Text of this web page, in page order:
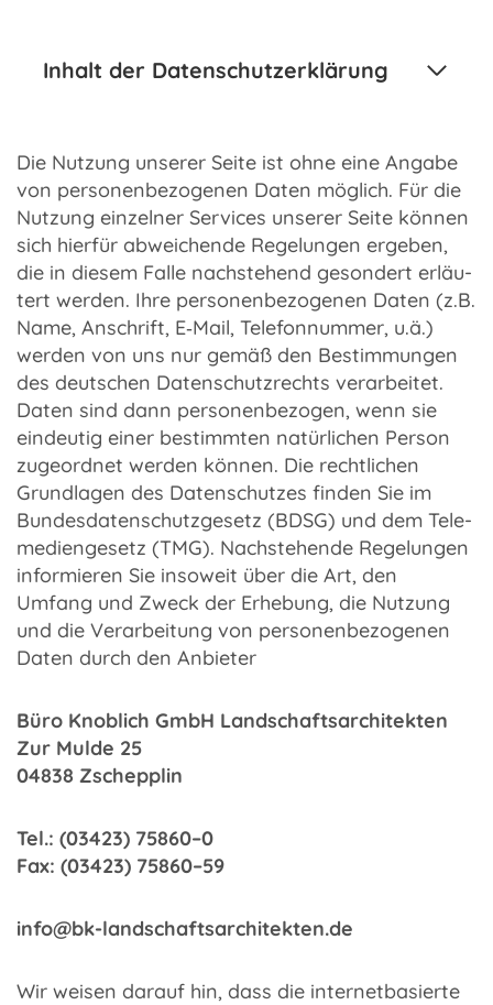
Inhalt der Datenschutzerklärung
Die Nutzung unse­rer Seite ist ohne eine Angabe
von perso­nen­be­zo­ge­nen Daten möglich. Für die
Nutzung einzel­ner Services unse­rer Seite können
sich hier­für abwei­chende Rege­lun­gen erge­ben,
die in diesem Falle nach­ste­hend geson­dert erläu­
tert werden. Ihre perso­nen­be­zo­ge­nen Daten (z.B.
Name, Anschrift, E‑Mail, Tele­fon­num­mer, u.ä.)
werden von uns nur gemäß den Bestim­mun­gen
des deut­schen Daten­schutz­rechts verar­bei­tet.
Daten sind dann perso­nen­be­zo­gen, wenn sie
eindeu­tig einer bestimm­ten natür­li­chen Person
zuge­ord­net werden können. Die recht­li­chen
Grund­la­gen des Daten­schut­zes finden Sie im
Bundes­da­ten­schutz­ge­setz (BDSG) und dem Tele­
me­di­en­ge­setz (TMG). Nach­ste­hende Rege­lun­gen
infor­mie­ren Sie inso­weit über die Art, den
Umfang und Zweck der Erhe­bung, die Nutzung
und die Verar­bei­tung von perso­nen­be­zo­ge­nen
Daten durch den Anbie­ter
Büro Knob­lich GmbH Land­schafts­ar­chi­tek­ten
Zur Mulde 25
04838 Zschepp­lin
Tel.: (03423) 75860–0
Fax: (03423) 75860–59
info@bk-landschaftsarchitekten.de
Wir weisen darauf hin, dass die inter­net­ba­sierte